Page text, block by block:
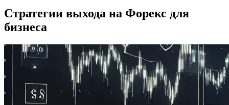
Стратегии выхода на Форекс для
бизнеса